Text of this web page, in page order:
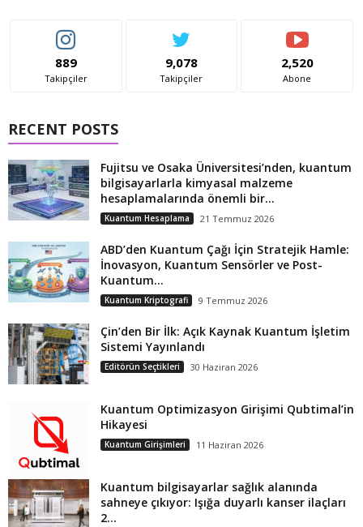
889
Takipçiler
9,078
Takipçiler
2,520
Abone
RECENT POSTS
Fujitsu ve Osaka Üniversitesi’nden, kuantum
bilgisayarlarla kimyasal malzeme
hesaplamalarında önemli bir...
Kuantum Hesaplama 21 Temmuz 2026
ABD’den Kuantum Çağı İçin Stratejik Hamle:
İnovasyon, Kuantum Sensörler ve Post-
Kuantum...
Kuantum Kriptografi 9 Temmuz 2026
Çin’den Bir İlk: Açık Kaynak Kuantum İşletim
Sistemi Yayınlandı
Editörün Seçtikleri 30 Haziran 2026
Kuantum Optimizasyon Girişimi Qubtimal’in
Hikayesi
Kuantum Girişimleri 11 Haziran 2026
Kuantum bilgisayarlar sağlık alanında
sahneye çıkıyor: Işığa duyarlı kanser ilaçları
2...